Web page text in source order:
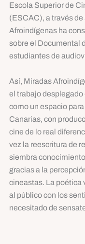
Escola Superior de
(ESCAC), a través
Afroindígenas ha
sobre el Documental
estudiantes de
Así, Miradas
el trabajo
como un espacio
Canarias, con
cine de lo real
vez la reescritura de
siembra
gracias a la
cineastas. La poética
al público con los
necesitado de